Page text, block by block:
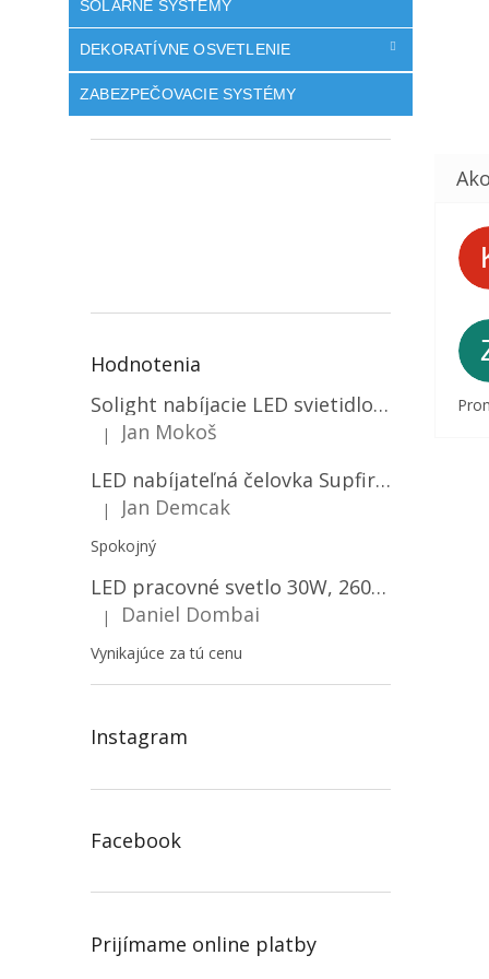
SOLÁRNE SYSTÉMY
DEKORATÍVNE OSVETLENIE
ZABEZPEČOVACIE SYSTÉMY
Hodnotenia
Solight nabíjacie LED svietidlo, 600lm, 2200mAh Li-Ion, USB nabíjanie [WN22]
Hodnotenie produktu je 5 z 5 hviezdičiek.
|
Jan Mokoš
LED nabíjateľná čelovka Supfire HL06, 3 módy + SOS + senzor, nabíjanie cez Micro-USB, 5W, 500lm, 300m
Hodnotenie produktu je 5 z 5 hviezdičiek.
| Jan Demcak
Spokojný
LED pracovné svetlo 30W, 2600LM, 12V/24V, IP67/2-PACK! [LB0087]
Hodnotenie produktu je 5 z 5 hviezdičiek.
| Daniel Dombai
Vynikajúce za tú cenu
Instagram
Facebook
Prijímame online platby